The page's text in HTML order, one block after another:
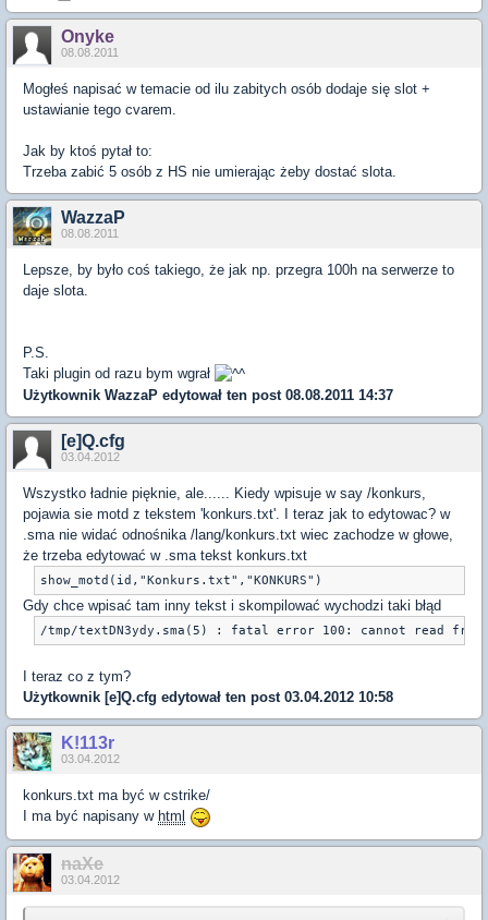
Onyke
08.08.2011
Mogłeś napisać w temacie od ilu zabitych osób dodaje się slot +
ustawianie tego cvarem.
Jak by ktoś pytał to:
Trzeba zabić 5 osób z HS nie umierając żeby dostać slota.
WazzaP
08.08.2011
Lepsze, by było coś takiego, że jak np. przegra 100h na serwerze to
daje slota.
P.S.
Taki plugin od razu bym wgrał
Użytkownik WazzaP edytował ten post 08.08.2011 14:37
[e]Q.cfg
03.04.2012
Wszystko ładnie pięknie, ale...... Kiedy wpisuje w say /konkurs,
pojawia sie motd z tekstem 'konkurs.txt'. I teraz jak to edytowac? w
.sma nie widać odnośnika /lang/konkurs.txt wiec zachodze w głowe,
że trzeba edytować w .sma tekst konkurs.txt
Gdy chce wpisać tam inny tekst i skompilować wychodzi taki błąd
I teraz co z tym?
Użytkownik [e]Q.cfg edytował ten post 03.04.2012 10:58
K!113r
03.04.2012
konkurs.txt ma być w cstrike/
I ma być napisany w html
naXe
03.04.2012